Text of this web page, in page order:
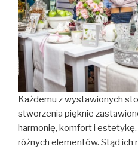
Każdemu z wystawionych
stworzenia pięknie
harmonię, komfort i
różnych elementów. Stąd ich